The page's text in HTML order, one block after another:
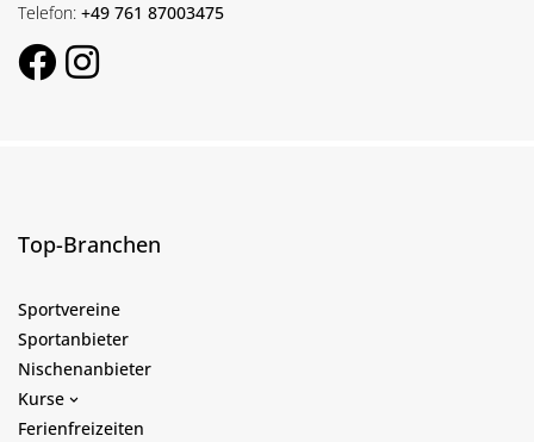
Telefon: +49 761 87003475
Top-Branchen
Sportvereine
Sportanbieter
Nischenanbieter
Kurse
Ferienfreizeiten